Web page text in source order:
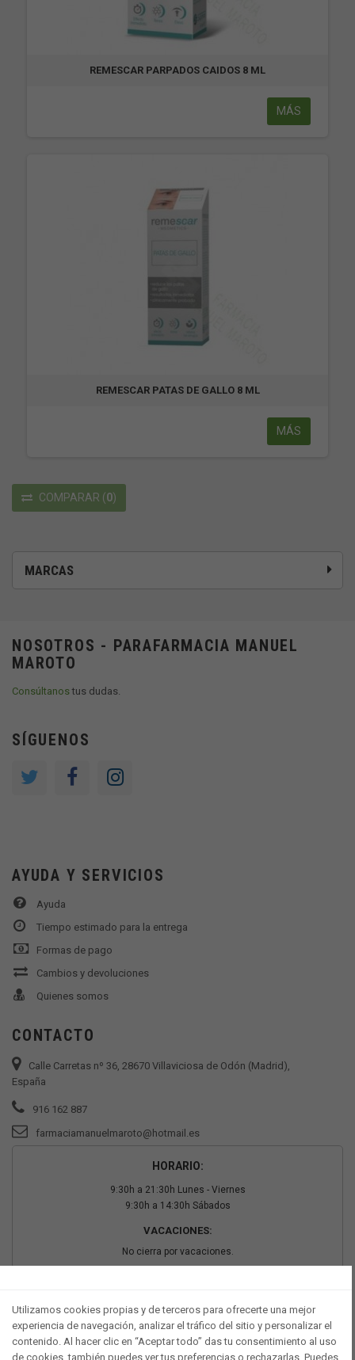
MARCAS
REMESCAR PARPADOS CAIDOS 8 ML
MÁS
REMESCAR PATAS DE GALLO 8 ML
MÁS
COMPARAR (0)
NOSOTROS - PARAFARMACIA MANUEL
MAROTO
Consúltanostus dudas.
SÍGUENOS
AYUDA Y SERVICIOS
Ayuda
Tiempo estimado para la entrega
Formas de pago
Cambios y devoluciones
Quienes somos
CONTACTO
Calle Carretas nº 36, 28670 Villaviciosa de Odón (Madrid),
España
916 162 887
farmaciamanuelmaroto@hotmail.es
HORARIO:
9:30h a 21:30h Lunes - Viernes
9:30h a 14:30h Sábados
VACACIONES:
No cierra por vacaciones.
Utilizamos cookies propias y de terceros para ofrecerte una mejor
experiencia de navegación, analizar el tráfico del sitio y personalizar el
contenido. Al hacer clic en “Aceptar todo” das tu consentimiento al uso
de cookies, también puedes ver tus preferencias o rechazarlas. Puedes